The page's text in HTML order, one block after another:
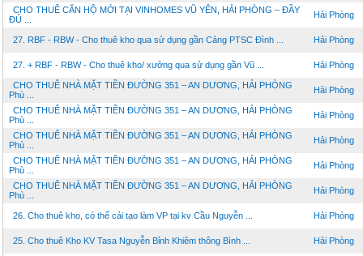
CHO THUÊ CĂN HỘ MỚI TẠI VINHOMES VŨ YÊN, HẢI PHÒNG – ĐẦY
ĐỦ ...
Hải Phòng
27. RBF - RBW - Cho thuê kho qua sử dụng gần Cảng PTSC Đình ... Hải Phòng
27. + RBF - RBW - Cho thuê kho/ xưởng qua sử dụng gần Vũ ... Hải Phòng
CHO THUÊ NHÀ MẶT TIỀN ĐƯỜNG 351 – AN DƯƠNG, HẢI PHÒNG
Phù ...
Hải Phòng
CHO THUÊ NHÀ MẶT TIỀN ĐƯỜNG 351 – AN DƯƠNG, HẢI PHÒNG
Phù ...
Hải Phòng
CHO THUÊ NHÀ MẶT TIỀN ĐƯỜNG 351 – AN DƯƠNG, HẢI PHÒNG
Phù ...
Hải Phòng
CHO THUÊ NHÀ MẶT TIỀN ĐƯỜNG 351 – AN DƯƠNG, HẢI PHÒNG
Phù ...
Hải Phòng
CHO THUÊ NHÀ MẶT TIỀN ĐƯỜNG 351 – AN DƯƠNG, HẢI PHÒNG
Phù ...
Hải Phòng
26. Cho thuê kho, có thể cải tạo làm VP tại kv Cầu Nguyễn ... Hải Phòng
25. Cho thuê Kho KV Tasa Nguyễn Bỉnh Khiêm thông Bình ... Hải Phòng